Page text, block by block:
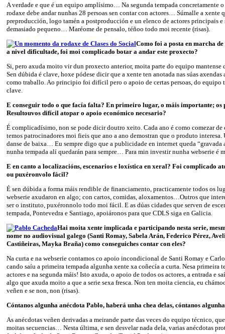
A verdade e que é un equipo amplísimo… Na segunda tempada concretamente
rodaxe debe andar nunhas 28 persoas sen contar con actores… Súmalle a xente
preproducción, logo tamén a postproducción e un elenco de actores principais e
demasiado pequeno… Maréome de pensalo, téñoo todo moi recente (risas).
Como foi a posta en marcha
a nivel dificultade, foi moi complicado botar a andar este proxecto?
Si, pero axuda moito vir dun proxecto anterior, moita parte do equipo mantense
Sen dúbida é clave, hoxe pódese dicir que a xente ten anotada nas súas axendas
como traballo. Ao principio foi difícil pero o apoio de certas persoas, do equipo
clave.
E conseguir todo o que facía falta? En primeiro lugar, o máis importante; os
Resultouvos difícil atopar o apoio económico necesario?
É complicadísimo, non se pode dicir doutro xeito. Cada ano é como comezar de
temos patrocinadores moi fieis que ano a ano demostran que o produto interesa.
danse de baixa… Eu sempre digo que a publicidade en internet queda “gravada
nunha tempada alí quedarán para sempre… Para min investir nunha webserie é
E en canto a localizacións, escenarios e loxística en xeral? Foi complicado
ou puxéronvolo fácil?
É sen dúbida a forma máis rendible de financiamento, practicamente todos os
webserie axudaron en algo; con cartos, comidas, aloxamentos…Outros que
ser o instituto, puxéronnolo todo moi fácil. E as dúas cidades que serven de
tempada, Pontevedra e Santiago, apoiáronos para que CDLS siga en Galicia.
Hai moita xente implicada e participando nesta serie,
nome no audiovisual galego (Santi Romay, Sabela Arán, Federico Pérez,
Castiñeiras, Mayka Braña) como conseguiches contar con eles?
Na curta e na webserie contamos co apoio incondicional de Santi Romay e
cando saíu a primeira tempada algunha xente xa coñecía a curta. Nesa primeira
actores e na segunda máis! Isto axuda, o apoio de todos os actores, a entrada e
algo que axuda moito a que a serie sexa fresca. Non ten moita ciencia, eu
veñen e se non, non (risas).
Cóntanos algunha anécdota Pablo, haberá unha chea delas, cóntanos
As anécdotas veñen derivadas a meirande parte das veces do equipo técnico,
moitas secuencias… Nesta última, e sen desvelar nada dela, varias anécdotas